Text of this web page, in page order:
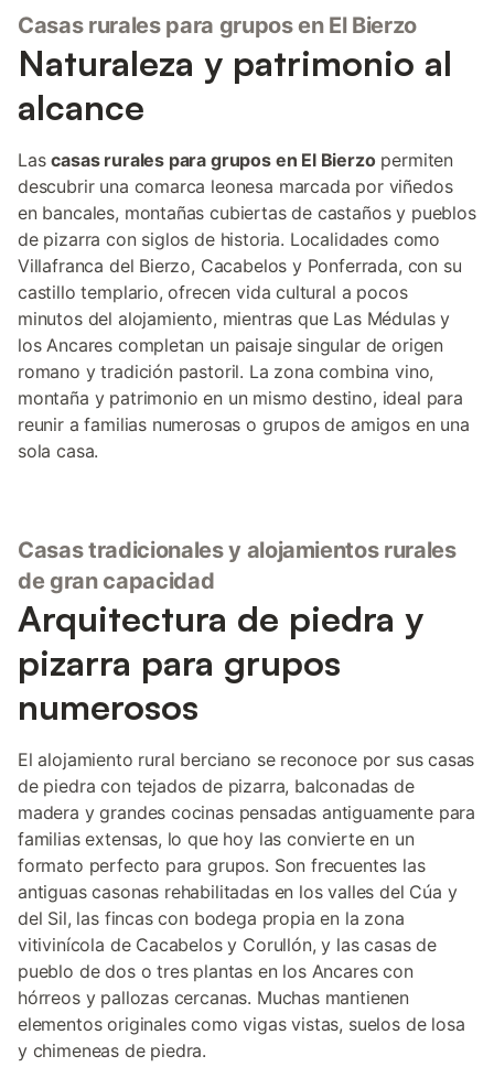
Casas rurales para grupos en El Bierzo
Naturaleza y patrimonio al
alcance
Lascasas rurales para grupos en El Bierzopermiten
descubrir una comarca leonesa marcada por viñedos
en bancales, montañas cubiertas de castaños y pueblos
de pizarra con siglos de historia. Localidades como
Villafranca del Bierzo, Cacabelos y Ponferrada, con su
castillo templario, ofrecen vida cultural a pocos
minutos del alojamiento, mientras que Las Médulas y
los Ancares completan un paisaje singular de origen
romano y tradición pastoril. La zona combina vino,
montaña y patrimonio en un mismo destino, ideal para
reunir a familias numerosas o grupos de amigos en una
sola casa.
Casas tradicionales y alojamientos rurales
de gran capacidad
Arquitectura de piedra y
pizarra para grupos
numerosos
El alojamiento rural berciano se reconoce por sus casas
de piedra con tejados de pizarra, balconadas de
madera y grandes cocinas pensadas antiguamente para
familias extensas, lo que hoy las convierte en un
formato perfecto para grupos. Son frecuentes las
antiguas casonas rehabilitadas en los valles del Cúa y
del Sil, las fincas con bodega propia en la zona
vitivinícola de Cacabelos y Corullón, y las casas de
pueblo de dos o tres plantas en los Ancares con
hórreos y pallozas cercanas. Muchas mantienen
elementos originales como vigas vistas, suelos de losa
y chimeneas de piedra.